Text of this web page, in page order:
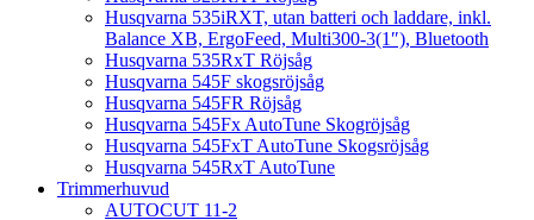
Husqvarna 535iRXT, utan batteri och laddare, inkl.
Balance XB, ErgoFeed, Multi300-3(1″), Bluetooth
Husqvarna 535RxT Röjsåg
Husqvarna 545F skogsröjsåg
Husqvarna 545FR Röjsåg
Husqvarna 545Fx AutoTune Skogröjsåg
Husqvarna 545FxT AutoTune Skogsröjsåg
Husqvarna 545RxT AutoTune
Trimmerhuvud
AUTOCUT 11-2